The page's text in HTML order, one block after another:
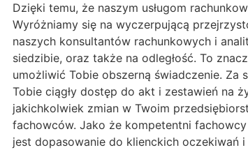
Dzięki temu, że naszym usługom
Wyróżniamy się na wyczerpującą
naszych konsultantów rachunkowych i
siedzibie, oraz także na odległość. To
umożliwić Tobie obszerną świadczenie. Za
Tobie ciągły dostęp do akt i zestawień na
jakichkolwiek zmian w Twoim
fachowców. Jako że kompetentni
jest dopasowanie do klienckich oczekiwań